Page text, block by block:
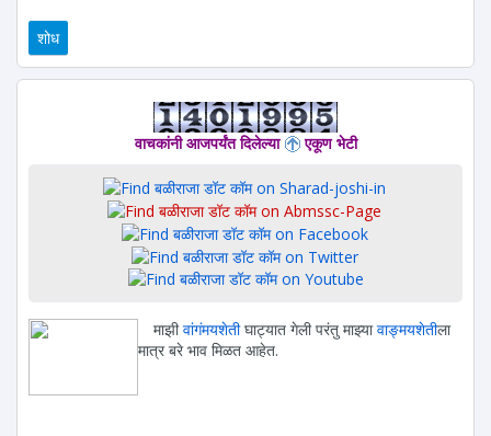
वाचकांनी आजपर्यंत दिलेल्या एकूण भेटी
माझीवांगंमयशेतीघाट्यात गेली परंतु माझ्यावाङ्मयशेतीला
मात्र बरे भाव मिळत आहेत.